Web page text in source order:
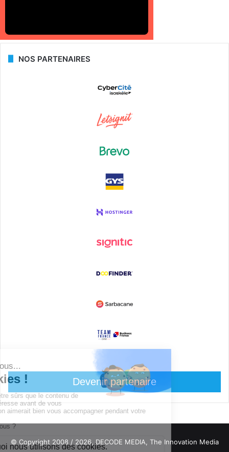
NOS PARTENAIRES
Devenir partenaire
© Copyright 2008 / 2026,DECODE MEDIA, The Innovation Media